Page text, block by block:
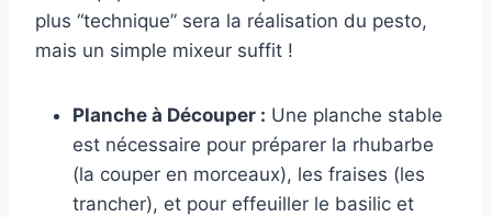
plus “technique” sera la réalisation du pesto,
mais un simple mixeur suffit !
Planche à Découper : Une planche stable
est nécessaire pour préparer la rhubarbe
(la couper en morceaux), les fraises (les
trancher), et pour effeuiller le basilic et